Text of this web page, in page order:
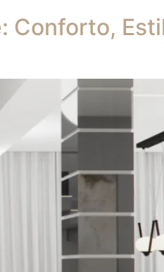
Conforto,